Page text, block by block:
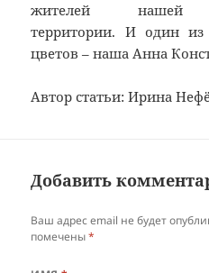
жителей нашей
территории. И один
цветов – наша Анна
Автор статьи: Ирина
Добавить
Ваш адрес email не будет
помечены*